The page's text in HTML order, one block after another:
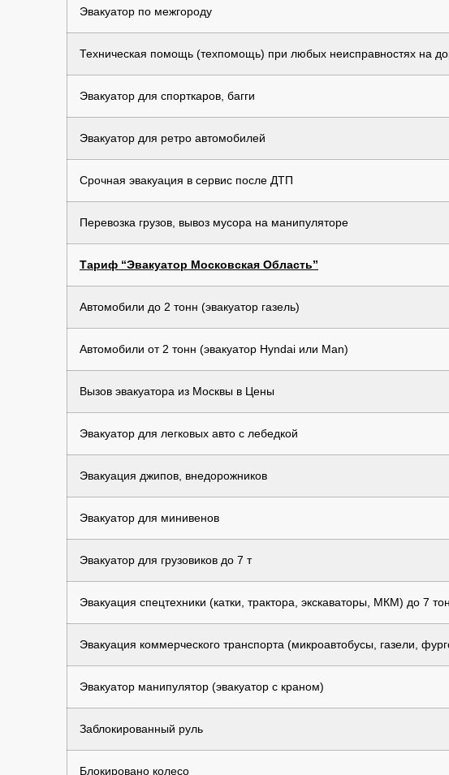
Эвакуатор по межгороду
Техническая помощь (техпомощь) при любых неисправностях на
Эвакуатор для спорткаров, багги
Эвакуатор для ретро автомобилей
Срочная эвакуация в сервис после ДТП
Перевозка грузов, вывоз мусора на манипуляторе
Тариф “Эвакуатор Московская Область”
Автомобили до 2 тонн (эвакуатор газель)
Автомобили от 2 тонн (эвакуатор Hyndai или Man)
Вызов эвакуатора из Москвы в Цены
Эвакуатор для легковых авто с лебедкой
Эвакуация джипов, внедорожников
Эвакуатор для минивенов
Эвакуатор для грузовиков до 7 т
Эвакуация спецтехники (катки, трактора, экскаваторы, МКМ) до 7
Эвакуация коммерческого транспорта (микроавтобусы, газели,
Эвакуатор манипулятор (эвакуатор с краном)
Заблокированный руль
Блокировано колесо